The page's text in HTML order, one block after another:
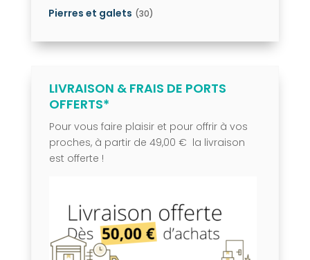
Pierres et galets (30)
LIVRAISON & FRAIS DE PORTS
OFFERTS*
Pour vous faire plaisir et pour offrir à vos
proches, à partir de 49,00 € la livraison
est offerte !